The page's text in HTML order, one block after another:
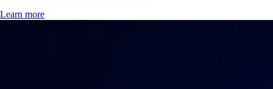
Learn more